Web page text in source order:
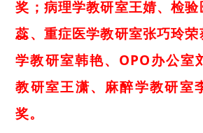
奖；病理学教研室王婧、检
蕊、重症医学教研室张巧玲
学教研室韩艳、OPO办公室
教研室王潇、麻醉学教研室
奖。